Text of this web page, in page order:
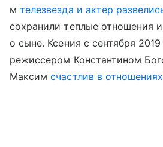
мтелезвезда и актер
сохранили теплые отношения
о сыне. Ксения с сентября 2019
режиссером Константином
Максимсчастлив в